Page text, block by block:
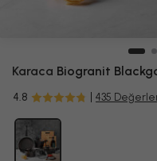
Karaca Biogranit
4.8 435